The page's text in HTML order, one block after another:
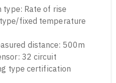
type: Rate of rise
fixed temperature
distance: 500m
32 circuit
type certification